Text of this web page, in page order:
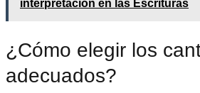
interpretación en las Escrituras
¿Cómo elegir los
adecuados?